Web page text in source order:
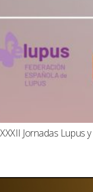
XXXII Jornadas Lupus